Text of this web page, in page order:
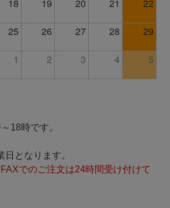
18時です。
となります。
でのご注文は24時間受け付けて